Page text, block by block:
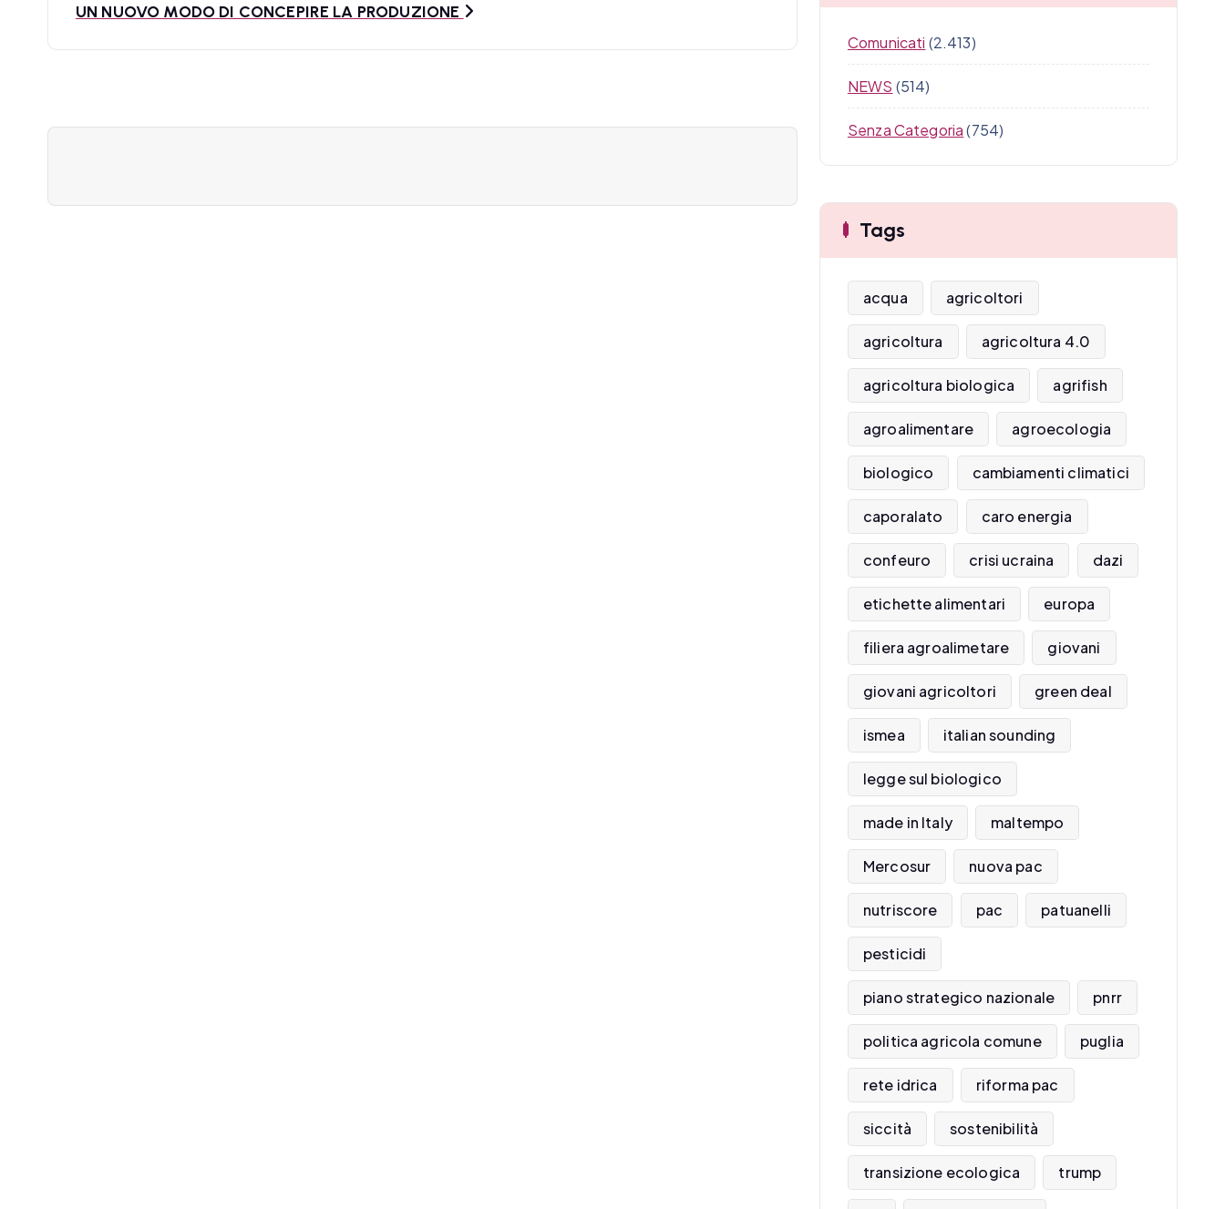
UN NUOVO MODO DI CONCEPIRE LA PRODUZIONE
Comunicati (2.413)
NEWS (514)
Senza Categoria(754)
Tags
acqua agricoltori
agricoltura agricoltura 4.0
agricoltura biologica agrifish
agroalimentare agroecologia
biologico cambiamenti climatici
caporalato caro energia
confeuro crisi ucraina dazi
etichette alimentari europa
filiera agroalimetare giovani
giovani agricoltori green deal
ismea italian sounding
legge sul biologico
made in Italy maltempo
Mercosur nuova pac
nutriscore pac patuanelli
pesticidi
piano strategico nazionale pnrr
politica agricola comune puglia
rete idrica riforma pac
siccità sostenibilità
transizione ecologica trump